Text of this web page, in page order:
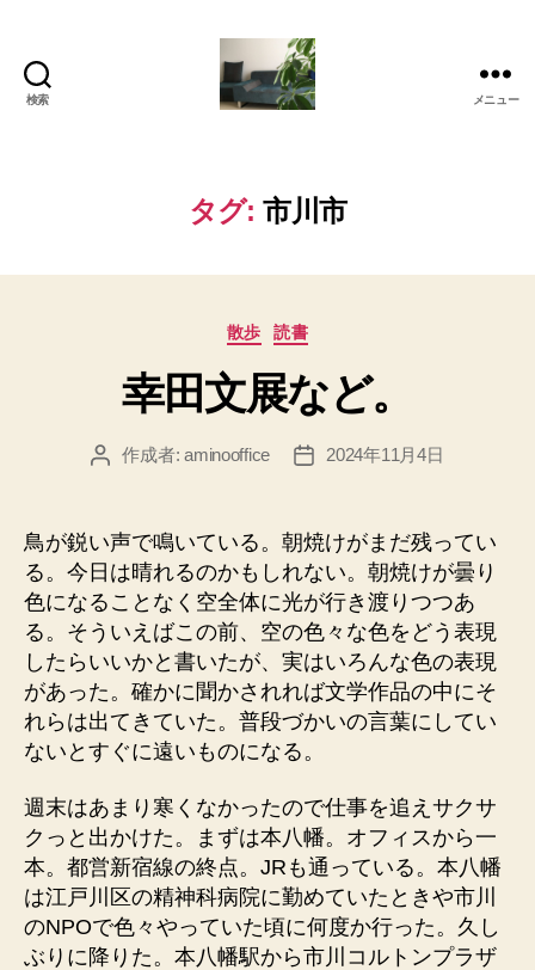
検索
美
(お
も
あ
の
ブ
グ
メニュー
タグ: 市川市
カ
ゴ
リ
散歩 読書
幸田文展など。
投
作成者:aminooffice
投
2024年11月4日
鳥が鋭い声で鳴いている。朝焼けがまだ残ってい
る。今日は晴れるのかもしれない。朝焼けが曇り
色になることなく空全体に光が行き渡りつつあ
る。そういえばこの前、空の色々な色をどう表現
したらいいかと書いたが、実はいろんな色の表現
があった。確かに聞かされれば文学作品の中にそ
れらは出てきていた。普段づかいの言葉にしてい
ないとすぐに遠いものになる。
週末はあまり寒くなかったので仕事を追えサクサ
クっと出かけた。まずは本八幡。オフィスから一
本。都営新宿線の終点。JRも通っている。本八幡
は江戸川区の精神科病院に勤めていたときや市川
のNPOで色々やっていた頃に何度か行った。久し
ぶりに降りた。本八幡駅から市川コルトンプラザ